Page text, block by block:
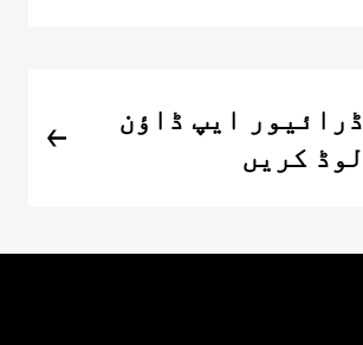
ڈرائیور ایپ ڈاؤن
لوڈ کریں